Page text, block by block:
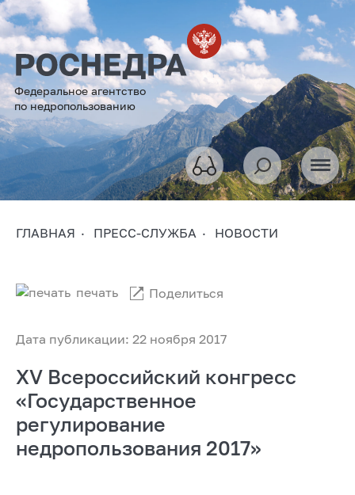
Федеральное агентство
по недропользованию
ГЛАВНАЯ ПРЕСС-СЛУЖБА НОВОСТИ
Дата публикации: 22 ноября 2017
печать Поделиться
ХV Всероссийский конгресс
«Государственное
регулирование
недропользования 2017»